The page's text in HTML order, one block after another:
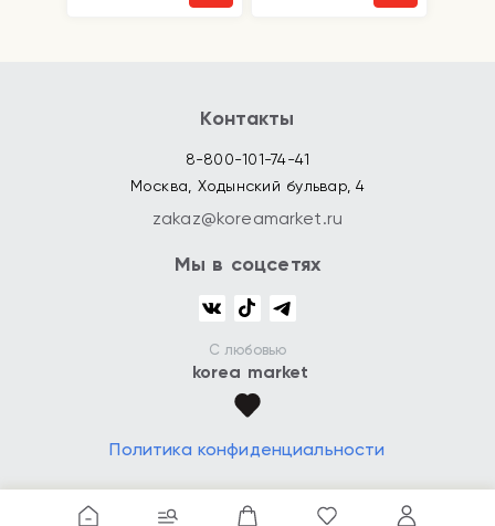
Контакты
8-800-101-74-41
Москва, Ходынский бульвар, 4
zakaz@koreamarket.ru
Мы в соцсетях
С любовью
korea market
Политика конфиденциальности